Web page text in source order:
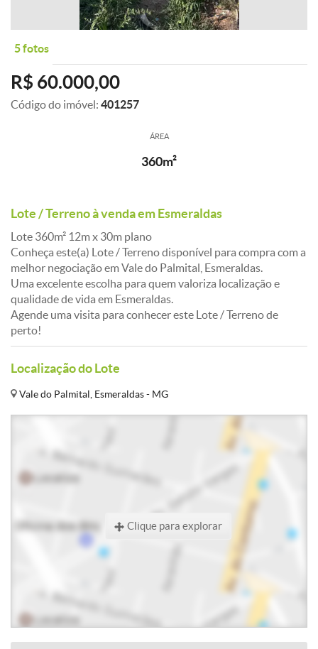
5 fotos
R$ 60.000,00
Código do imóvel: 401257
ÁREA
360m²
Lote / Terreno à venda em Esmeraldas
Lote 360m² 12m x 30m plano
Conheça este(a) Lote / Terreno disponível para compra com a
melhor negociação em Vale do Palmital, Esmeraldas.
Uma excelente escolha para quem valoriza localização e
qualidade de vida em Esmeraldas.
Agende uma visita para conhecer este Lote / Terreno de
perto!
Localização do Lote
Vale do Palmital, Esmeraldas - MG
Clique para explorar